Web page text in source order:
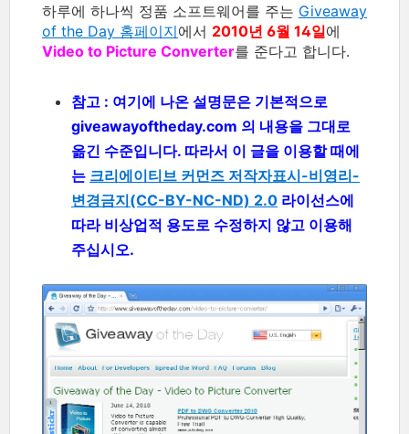
하루에 하나씩 정품 소프트웨어를 주는 Giveaway
of the Day 홈페이지에서 2010년 6월 14일에
Video to Picture Converter를 준다고 합니다.
참고 : 여기에 나온 설명문은 기본적으로
giveawayoftheday.com 의 내용을 그대로
옮긴 수준입니다. 따라서 이 글을 이용할 때에
는 크리에이티브 커먼즈 저작자표시-비영리-
변경금지(CC-BY-NC-ND) 2.0 라이선스에
따라 비상업적 용도로 수정하지 않고 이용해
주십시오.